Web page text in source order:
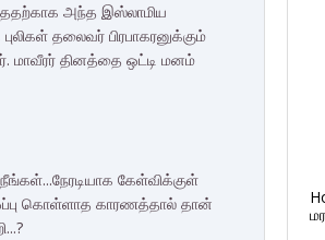
அந்த இஸ்லாமிய
தலைவர் பிரபாகரனுக்கும்
மாவீரர் தினத்தை ஒட்டி மனம்
கேள்விக்குள்
கொள்ளாத காரணத்தால் தான்